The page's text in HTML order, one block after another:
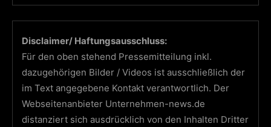
Disclaimer/ Haftungsausschluss:
Für den oben stehend Pressemitteilung inkl.
dazugehörigen Bilder / Videos ist ausschließlich der
im Text angegebene Kontakt verantwortlich. Der
Webseitenanbieter Unternehmen-news.de
distanziert sich ausdrücklich von den Inhalten Dritter